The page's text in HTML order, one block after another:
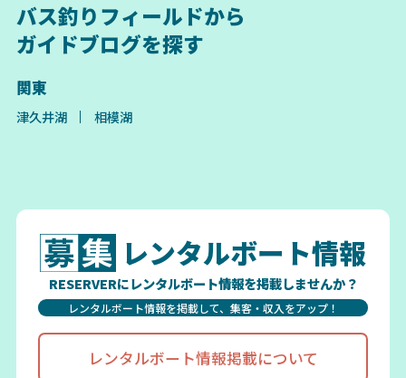
バス釣りフィールドから
ガイドブログを探す
関東
津久井湖 相模湖
レンタルボート情報
RESERVERにレンタルボート情報を掲載しませんか？
レンタルボート情報を掲載して、集客・収入をアップ！
レンタルボート情報掲載について